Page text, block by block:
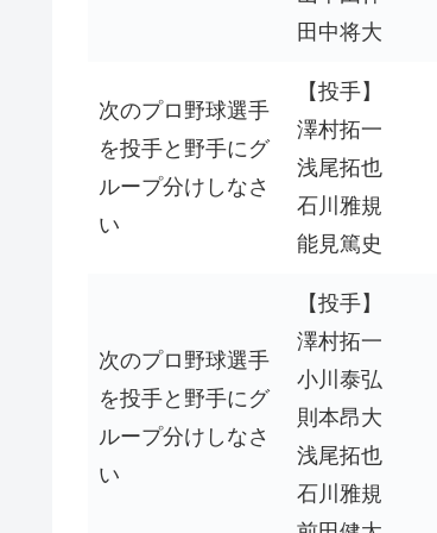
田中将大
次のプロ野球選手
を投手と野手にグ
ループ分けしなさ
い
【投手】
澤村拓一
浅尾拓也
石川雅規
能見篤史
次のプロ野球選手
を投手と野手にグ
ループ分けしなさ
い
【投手】
澤村拓一
小川泰弘
則本昂大
浅尾拓也
石川雅規